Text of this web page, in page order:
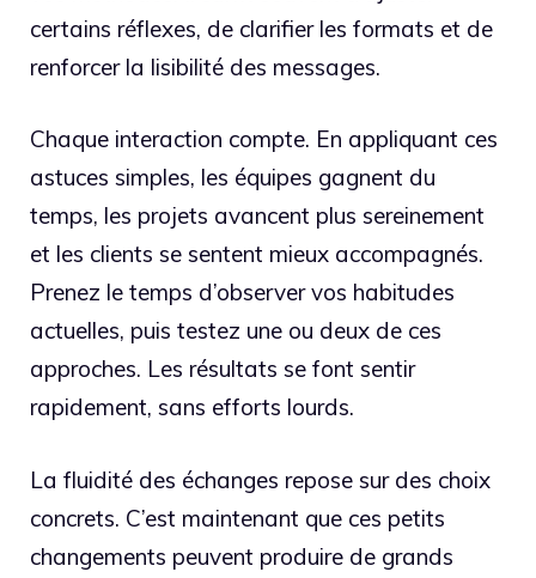
certains réflexes, de clarifier les formats et de
renforcer la lisibilité des messages.
Chaque interaction compte. En appliquant ces
astuces simples, les équipes gagnent du
temps, les projets avancent plus sereinement
et les clients se sentent mieux accompagnés.
Prenez le temps d’observer vos habitudes
actuelles, puis testez une ou deux de ces
approches. Les résultats se font sentir
rapidement, sans efforts lourds.
La fluidité des échanges repose sur des choix
concrets. C’est maintenant que ces petits
changements peuvent produire de grands